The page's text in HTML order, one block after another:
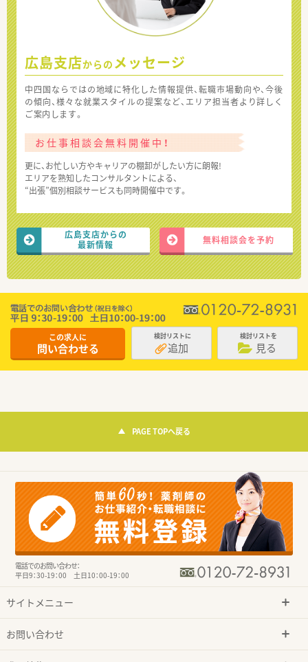
広島支店からの メッセージ
中四国ならではの地域に特化した情報提供、転職市場動向や、今後
の傾向、様々な就業スタイルの提案など、エリア担当者より詳しく
ご案内します。
お仕事相談会無料開催中！
更に、お忙しい方やキャリアの棚卸がしたい方に朗報!
エリアを熟知したコンサルタントによる、
“出張”個別相談サービスも同時開催中です。
広島支店からの
最新情報
無料相談会を予約
この求人に
問い合わせる
検討リストに
追加
検討リストを
見る
PAGE TOPへ戻る
電話でのお問い合わせ：
平日9：30-19：00 土日10：00-19：00
サイトメニュー
お問い合わせ